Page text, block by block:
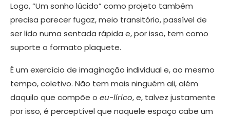
Logo, “Um sonho lúcido” como projeto também
precisa parecer fugaz, meio transitório, passível de
ser lido numa sentada rápida e, por isso, tem como
suporte o formato plaquete.
É um exercício de imaginação individual e, ao mesmo
tempo, coletivo. Não tem mais ninguém ali, além
daquilo que compõe o eu-lírico, e, talvez justamente
por isso, é perceptível que naquele espaço cabe um